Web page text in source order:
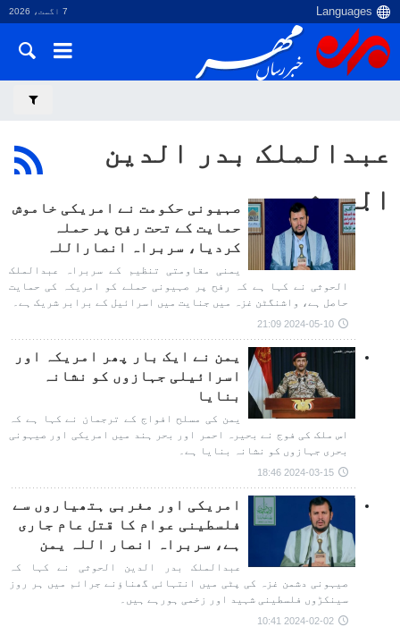
7 اگست، 2026
عبدالملک بدر الدین
الحوثی
صہیونی حکومت نے امریکی خاموش
حمایت کے تحت رفح پر حملہ
کردیا، سربراہ انصاراللہ
یمنی مقاومتی تنظیم کے سربراہ عبدالملک
الحوثی نے کہا ہے کہ رفح پر صہیونی حملے کو امریکہ کی حمایت
حاصل ہے، واشنگٹن غزہ میں جنایت میں اسرائیل کے برابر شریک ہے۔
2024-05-10 21:09
یمن نے ایک بار پھر امریکہ اور
اسرائیلی جہازوں کو نشانہ
بنایا
یمن کی مسلح افواج کے ترجمان نے کہا ہے کہ
اس ملک کی فوج نے بحیرہ احمر اور بحر ہند میں امریکی اور صیہونی
بحری جہازوں کو نشانہ بنایا ہے۔
2024-03-15 18:46
امریکی اور مغربی ہتھیاروں سے
فلسطینی عوام کا قتل عام جاری
ہے، سربراہ انصار اللہ یمن
عبدالملک بدر الدین الحوثی نے کہا کہ
صیہونی دشمن غزہ کی پٹی میں انتہائی گھناؤنے جرائم میں ہر روز
سینکڑوں فلسطینی شہید اور زخمی ہورہے ہیں۔
2024-02-02 10:41